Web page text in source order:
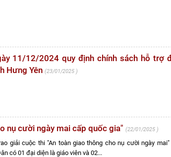
11/12/2024 quy định chính sách hỗ trợ
Hưng Yên
23/01/2025
nụ cười ngày mai cấp quốc gia" 22/01/2025
giải cuộc thi "An toàn giao thông cho nụ cười ngày
có 01 đại diện là giáo viên và 02...